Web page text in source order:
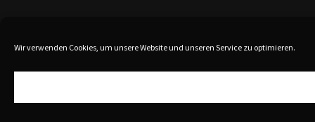
Wir verwenden Cookies, um unsere Website und unseren Service zu optimieren.